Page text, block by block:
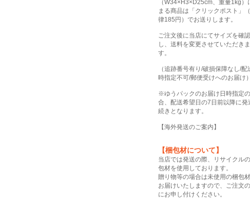
（W34×H3×D25cm、重量1kg）
まる商品は「クリックポスト」
律185円）でお送りします。
ご注文後に当店にてサイズを確認
し、送料を変更させていただきま
す。
（追跡番号有り/破損保障なし/配
時指定不可/郵便受けへのお届け
※ゆうパックのお届け日時指定
合、配送希望日の7日前以降に発
続きとなります。
【海外発送のご案内】
【梱包材について】
当店では発送の際、リサイクル
包材を使用しております。
贈り物等の場合は未使用の梱包
お届けいたしますので、ご注文
にお申し付けください。